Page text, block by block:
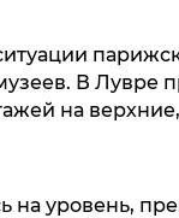
В Лувре
на
на уровень,